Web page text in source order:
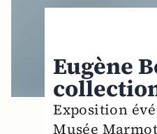
Eugène
Exposition
Musée